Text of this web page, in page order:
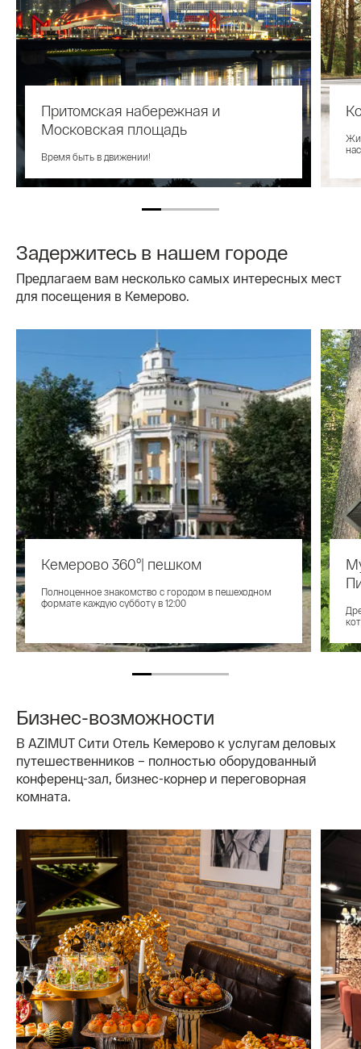
Притомская набережная и
Московская площадь
Время быть в движении!
Задержитесь в нашем городе
Предлагаем вам несколько самых интересных мест
для посещения в Кемерово.
Кемерово 360°| пешком
Полноценное знакомство с городом в пешеходном
формате каждую субботу в 12:00
Бизнес-возможности
В AZIMUT Сити Отель Кемерово к услугам деловых
путешественников – полностью оборудованный
конференц-зал, бизнес-корнер и переговорная
комната.